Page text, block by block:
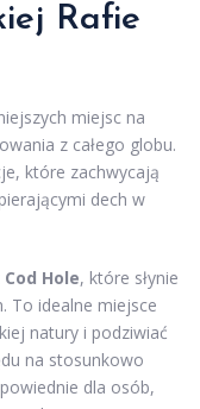
Rafie
miejsc na
z całego globu.
które zachwycają
dech w
Cod Hole, które słynie
To idealne miejsce
natury i podziwiać
na stosunkowo
dla osób,